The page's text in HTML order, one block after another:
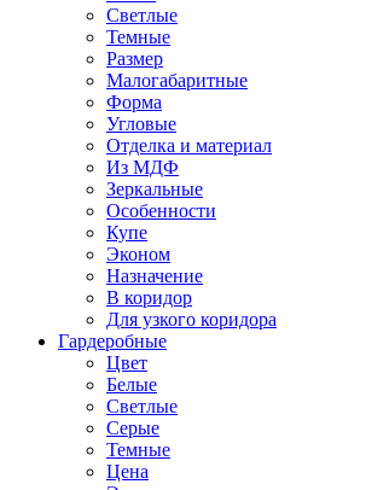
Светлые
Темные
Размер
Малогабаритные
Форма
Угловые
Отделка и материал
Из МДФ
Зеркальные
Особенности
Купе
Эконом
Назначение
В коридор
Для узкого коридора
Гардеробные
Цвет
Белые
Светлые
Серые
Темные
Цена